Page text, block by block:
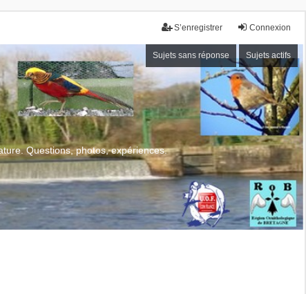
Connexion
S’enregistrer
Sujets sans réponse Sujets actifs
Questions, photos, expériences.